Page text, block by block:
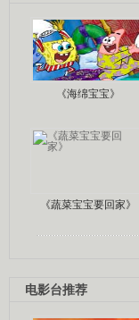
《海绵宝宝》
《蔬菜宝宝要回家》
电影台推荐